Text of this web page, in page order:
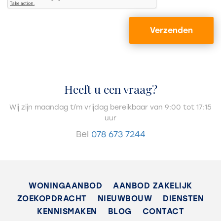
Achtertuin
Noordwest, 6000m², 5000×12000cm
Energie
Verwarming
C.V.-ketel, Vloerverwarming gedeeltelijk
Verzenden
Heeft u een vraag?
Wij zijn maandag t/m vrijdag bereikbaar van 9:00 tot 17:15
uur
Bel 078 673 7244
WONINGAANBOD
AANBOD ZAKELIJK
ZOEKOPDRACHT
NIEUWBOUW
DIENSTEN
KENNISMAKEN
BLOG CONTACT